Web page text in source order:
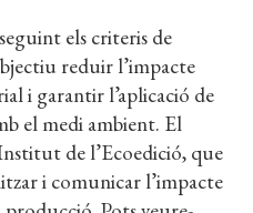
els criteris de
reduir l’impacte
i garantir l’aplicació de
el medi ambient. El
de l’Ecoedició, que
i comunicar l’impacte